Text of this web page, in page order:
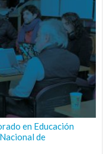
en Educación
de